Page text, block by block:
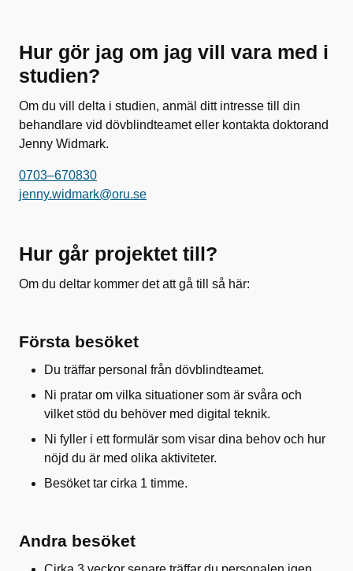
Hur gör jag om jag vill vara med i
studien?
Om du vill delta i studien, anmäl ditt intresse till din
behandlare vid dövblindteamet eller kontakta doktorand
Jenny Widmark.
0703–670830
jenny.widmark@oru.se
Hur går projektet till?
Om du deltar kommer det att gå till så här:
Första besöket
Du träffar personal från dövblindteamet.
Ni pratar om vilka situationer som är svåra och
vilket stöd du behöver med digital teknik.
Ni fyller i ett formulär som visar dina behov och hur
nöjd du är med olika aktiviteter.
Besöket tar cirka 1 timme.
Andra besöket